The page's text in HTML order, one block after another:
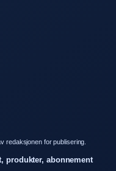
redaksjonen for publisering.
produkter, abonnement